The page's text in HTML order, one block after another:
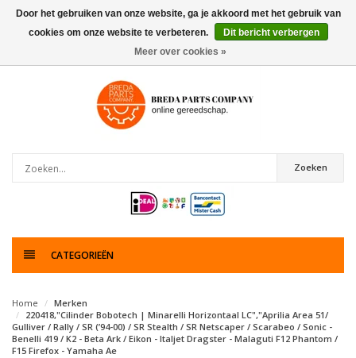
0artikelen
Zoeken
CATEGORIEËN
Home
Merken
220418,"Cilinder Bobotech | Minarelli Horizontaal LC","Aprilia Area 51/
Gulliver / Rally / SR (’94-00) / SR Stealth / SR Netscaper / Scarabeo / Sonic -
Benelli 419 / K2 - Beta Ark / Eikon - Italjet Dragster - Malaguti F12 Phantom /
F15 Firefox - Yamaha Ae
Door het gebruiken van onze website, ga je akkoord met het gebruik van
cookies om onze website te verbeteren.
Dit bericht verbergen
Meer over cookies »